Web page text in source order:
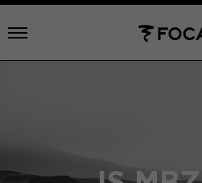
Ouvrir le menu